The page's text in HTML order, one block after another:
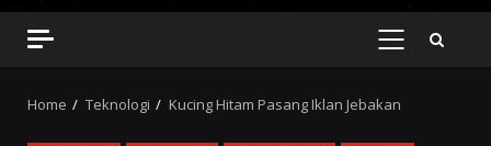
PRIMARY
Home Teknologi Kucing Hitam Pasang Iklan Jebakan